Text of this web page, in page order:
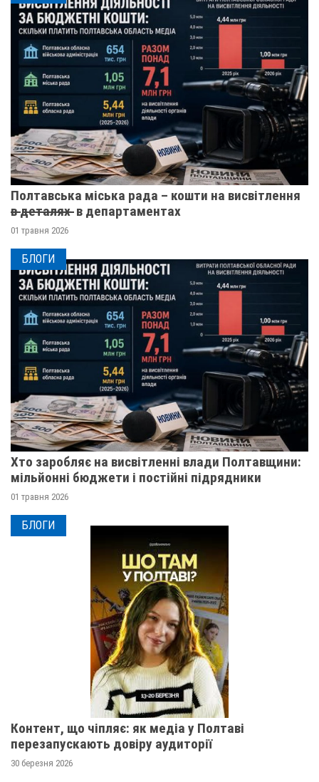
Полтавська міська рада – кошти на висвітлення
в̶ ̶д̶е̶т̶а̶л̶я̶х̶ ̶ в департаментах
01 травня 2026
БЛОГИ
Хто заробляє на висвітленні влади Полтавщини:
мільйонні бюджети і постійні підрядники
01 травня 2026
БЛОГИ
Контент, що чіпляє: як медіа у Полтаві
перезапускають довіру аудиторії
30 березня 2026